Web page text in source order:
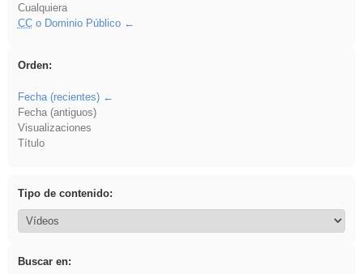
Cualquiera
CCo Dominio Público
Orden:
Fecha (recientes)
Fecha (antiguos)
Visualizaciones
Título
Tipo de contenido:
Buscar en: